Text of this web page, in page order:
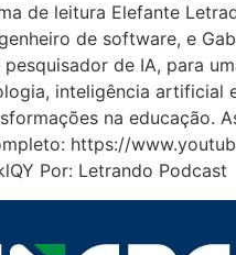
de leitura Elefante
de software, e
de IA, para
inteligência artificial
na educação.
https://
Por: Letrando Podcast